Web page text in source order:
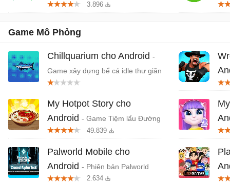
3.896
Game Mô Phỏng
Chillquarium cho Android -
Game xây dựng bể cá idle thư giãn
My Hotpot Story cho
Android - Game Tiệm lẩu Đường
Hạnh Phúc
49.839
Palworld Mobile cho
Android - Phiên bản Palworld
cho di động: Sắp mở alpha test
2.634
lý